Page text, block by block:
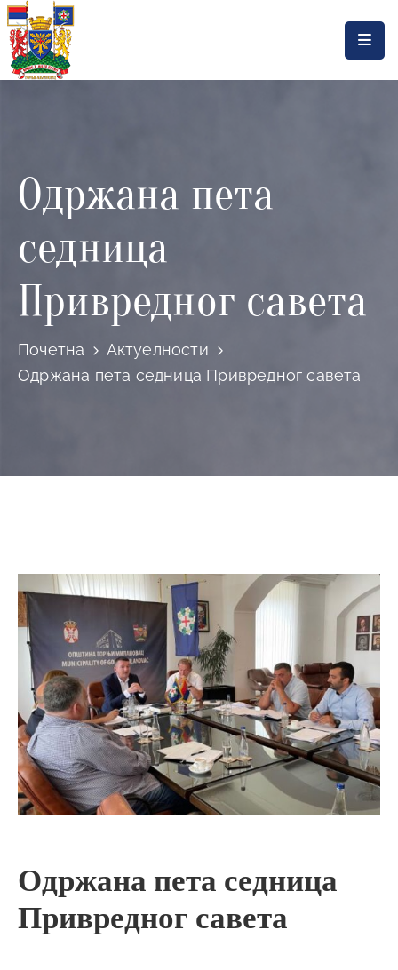
Насловна
Општинска
управа
Актуелности
Документа
Горњи
Милановац
Одржана пета
седница
Привредног савета
Почетна
Актуелности
Одржана пета седница Привредног савета
Одржана пета седница
Привредног савета